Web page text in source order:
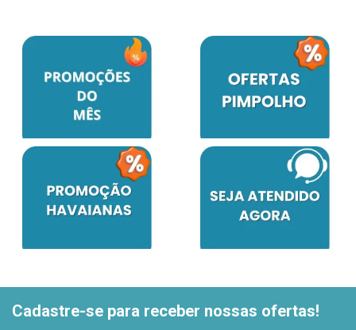
Cadastre-se para receber nossas ofertas!